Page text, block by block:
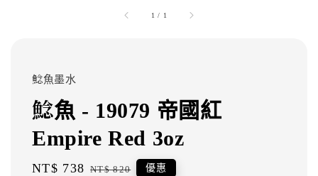
1 / 1
鯰魚墨水
鯰魚 - 19079 帝國紅
Empire Red 3oz
Sale
NT$ 738 Regular
NT$ 820 優惠